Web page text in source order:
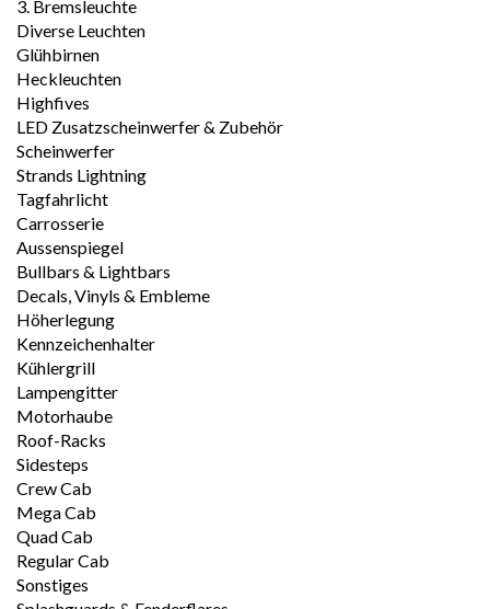
3. Bremsleuchte
Diverse Leuchten
Glühbirnen
Heckleuchten
Highfives
LED Zusatzscheinwerfer & Zubehör
Scheinwerfer
Strands Lightning
Tagfahrlicht
Carrosserie
Aussenspiegel
Bullbars & Lightbars
Decals, Vinyls & Embleme
Höherlegung
Kennzeichenhalter
Kühlergrill
Lampengitter
Motorhaube
Roof-Racks
Sidesteps
Crew Cab
Mega Cab
Quad Cab
Regular Cab
Sonstiges